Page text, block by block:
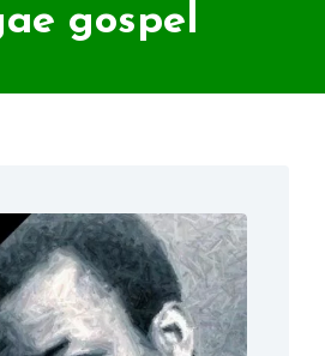
gospel